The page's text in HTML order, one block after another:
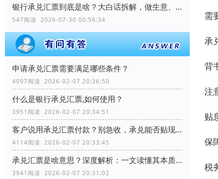
银行承兑汇票到底是啥？大白话拆解，做生意、理财都能用
547阅读 2026-07-30 00:56:34
申请承兑汇票需要满足哪些条件？
4097阅读 2026-02-07 20:36:50
什么是银行承兑汇票,如何使用？
3951阅读 2026-02-07 20:34:51
客户说用承兑汇票付款？别急收，承兑能否贴现？关键看这几个细节
4114阅读 2026-02-07 20:33:45
承兑汇票是啥意思？深度解析：一文读懂其本质、运作与优势
3941阅读 2026-02-07 20:31:02
需
承
背
注
贴
保
税